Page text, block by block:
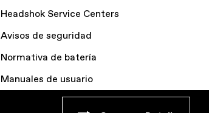
Headshok Service Centers
Avisos de seguridad
Normativa de batería
Manuales de usuario
Archivo bicicletas